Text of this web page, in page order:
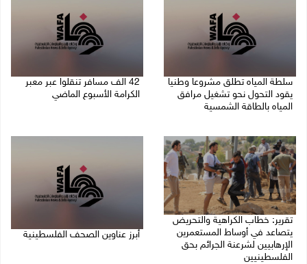
سلطة المياه تطلق مشروعا وطنيا
يقود التحول نحو تشغيل مرافق
المياه بالطاقة الشمسية
42 الف مسافر تنقلوا عبر معبر
الكرامة الأسبوع الماضي
تقرير: خطاب الكراهية والتحريض
يتصاعد في أوساط المستعمرين
الإرهابيين لشرعنة الجرائم بحق
الفلسطينيين
أبرز عناوين الصحف الفلسطينية